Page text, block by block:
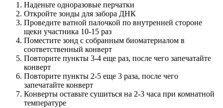
Наденьте одноразовые перчатки
Откройте зонды для забора ДНК
Проведите ватной палочкой по внутренней стороне
щеки участника 10-15 раз
Поместите зонд с собранным биоматериалом в
соответственный конверт
Повторите пункты 3-4 еще раз, после чего запечатайте
конверт
Повторите пункты 2-5 еще 3 раза, после чего
запечатайте конверт
Конверты оставьте сушиться на 2-3 часа при комнатной
температуре